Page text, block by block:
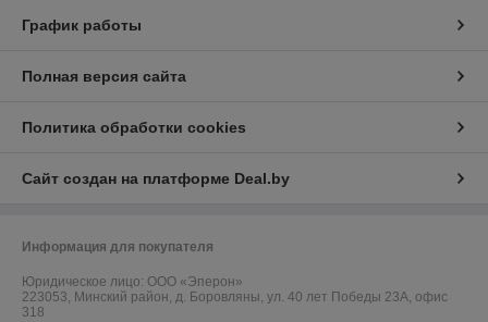
График работы
Полная версия сайта
Политика обработки cookies
Сайт создан на платформе Deal.by
Информация для покупателя
Юридическое лицо: OOO «Эперон»
223053, Минский район, д. Боровляны, ул. 40 лет Победы 23А, офис
318